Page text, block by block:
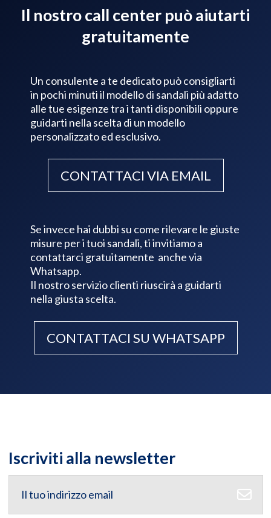
Il nostro call center può aiutarti
gratuitamente
Un consulente a te dedicato può consigliarti
in pochi minuti il modello di sandali più adatto
alle tue esigenze tra i tanti disponibili oppure
guidarti nella scelta di un modello
personalizzato ed esclusivo.
CONTATTACI VIA EMAIL
Se invece hai dubbi su come rilevare le giuste
misure per i tuoi sandali, ti invitiamo a
contattarci gratuitamente anche via
Whatsapp.
Il nostro servizio clienti riuscirà a guidarti
nella giusta scelta.
CONTATTACI SU WHATSAPP
Iscriviti alla newsletter